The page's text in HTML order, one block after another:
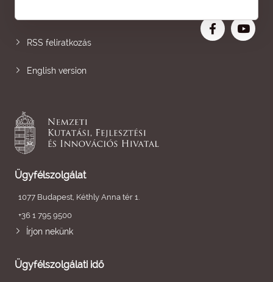
RSS feliratkozás
English version
Ügyfélszolgálat
1077 Budapest, Kéthly Anna tér 1.
+36 1 795 9500
Írjon nekünk
Ügyfélszolgálati idő